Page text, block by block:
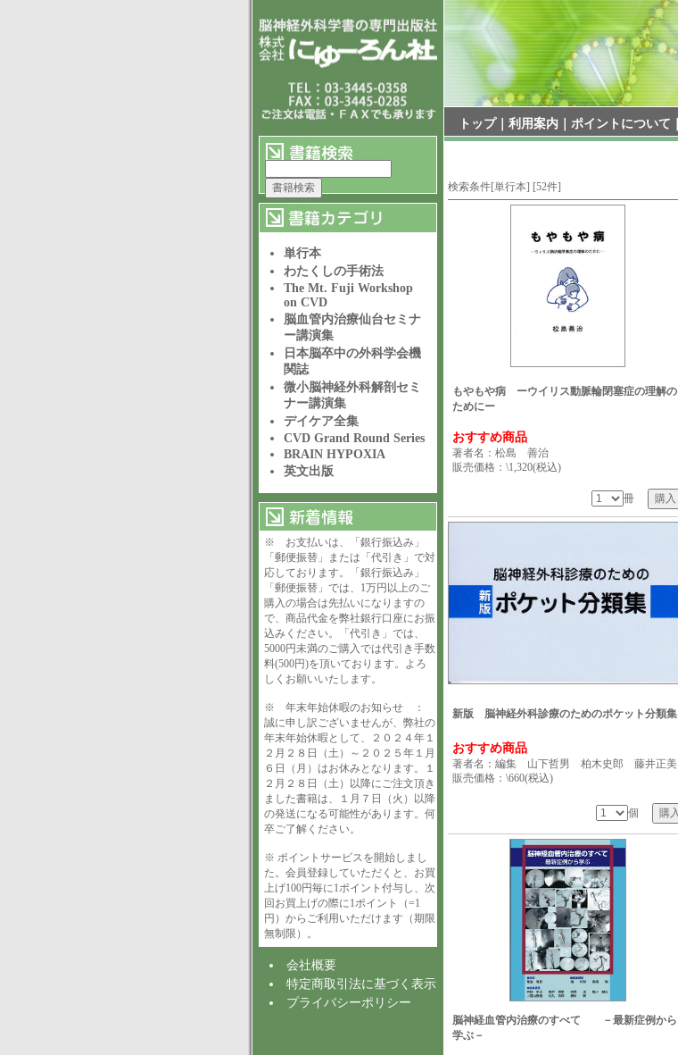
単行本
わたくしの手術法
The Mt. Fuji Workshop
on CVD
脳血管内治療仙台セミナ
ー講演集
日本脳卒中の外科学会機
関誌
微小脳神経外科解剖セミ
ナー講演集
デイケア全集
CVD Grand Round Series
BRAIN HYPOXIA
英文出版
※ お支払いは、「銀行振込み」
「郵便振替」または「代引き」で対
応しております。「銀行振込み」
「郵便振替」では、1万円以上のご
購入の場合は先払いになりますの
で、商品代金を弊社銀行口座にお振
込みください。「代引き」では、
5000円未満のご購入では代引き手数
料(500円)を頂いております。よろ
しくお願いいたします。
※ 年末年始休暇のお知らせ ：
誠に申し訳ございませんが、弊社の
年末年始休暇として、２０２４年１
２月２８日（土）～２０２５年１月
６日（月）はお休みとなります。１
２月２８日（土）以降にご注文頂き
ました書籍は、１月７日（火）以降
の発送になる可能性があります。何
卒ご了解ください。
※ ポイントサービスを開始しまし
た。会員登録していただくと、お買
上げ100円毎に1ポイント付与し、次
回お買上げの際に1ポイント（=1
円）からご利用いただけます（期限
無制限）。
会社概要
特定商取引法に基づく表示
プライバシーポリシー
トップ｜ 利用案内 ポイントについて
検索条件[単行本] [52件]
もやもや病 ーウイリス動脈輪閉塞症の理解の
ためにー
おすすめ商品
著者名：松島 善治
販売価格：\1,320(税込)
冊
新版 脳神経外科診療のためのポケット分類集
おすすめ商品
著者名：編集 山下哲男 柏木史郎 藤井正美
販売価格：\660(税込)
個
脳神経血管内治療のすべて －最新症例から
学ぶ－